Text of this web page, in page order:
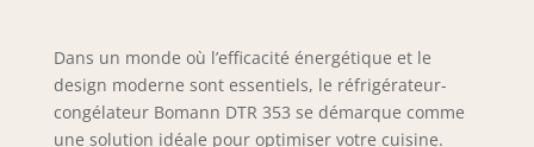
Dans un monde où l’efficacité énergétique et le
design moderne sont essentiels, le réfrigérateur-
congélateur Bomann DTR 353 se démarque comme
une solution idéale pour optimiser votre cuisine.